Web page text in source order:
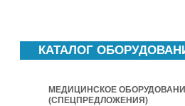
КАТАЛОГ
МЕДИЦИНСКОЕ
(СПЕЦПРЕДЛОЖЕНИЯ)